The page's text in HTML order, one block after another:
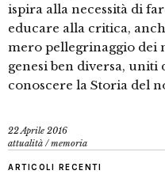
ispira alla necessità di
educare alla critica,
mero pellegrinaggio dei
genesi ben diversa, uniti
conoscere la Storia del
22 Aprile 2016
attualità /memoria
ARTICOLI RECENTI